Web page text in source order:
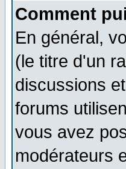
Comment
En général,
(le titre d'un
discussions
forums
vous avez
modérateurs